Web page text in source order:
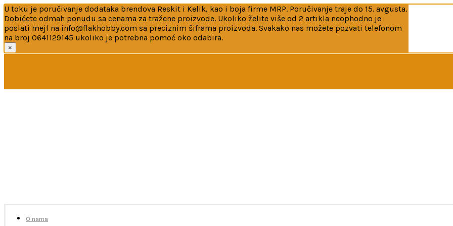
U toku je poručivanje dodataka brendova Reskit i Kelik, kao i boja firme MRP. Poručivanje traje do 15. avgusta.
Dobićete odmah ponudu sa cenama za tražene proizvode. Ukoliko želite više od 2 artikla neophodno je
poslati mejl na info@flakhobby.com sa preciznim šiframa proizvoda. Svakako nas možete pozvati telefonom
na broj 0641129145 ukoliko je potrebna pomoć oko odabira.
×
O nama